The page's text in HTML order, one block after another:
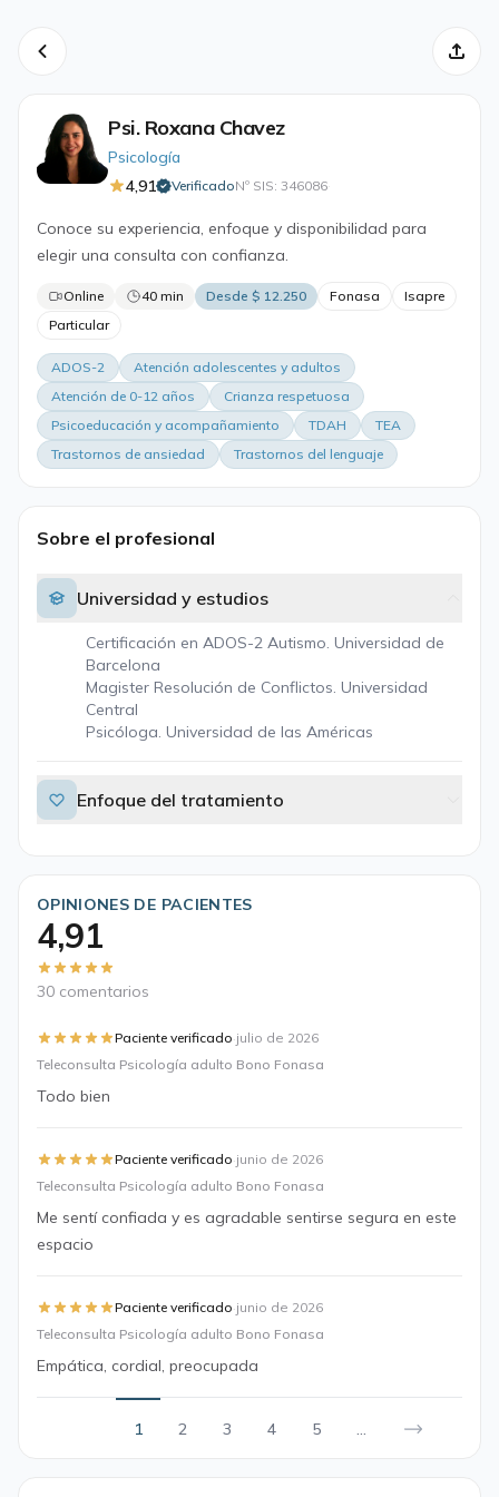
Psi. Roxana Chavez
Psicología
4,91
VerificadoNº SIS: 346086·
Conoce su experiencia, enfoque y disponibilidad para
elegir una consulta con confianza.
Online 40 min Desde $ 12.250 Fonasa
Isapre
Particular
ADOS-2
Atención adolescentes y adultos
Atención de 0-12 años
Crianza respetuosa
Psicoeducación y acompañamiento
TDAH
TEA
Trastornos de ansiedad
Trastornos del lenguaje
Sobre el profesional
Universidad y estudios
Certificación en ADOS-2 Autismo. Universidad de
Barcelona
Magister Resolución de Conflictos. Universidad
Central
Psicóloga. Universidad de las Américas
Enfoque del tratamiento
OPINIONES DE PACIENTES
4,91
30 comentarios
Paciente verificado·julio de 2026
Teleconsulta Psicología adulto Bono Fonasa
Todo bien
Paciente verificado·junio de 2026
Teleconsulta Psicología adulto Bono Fonasa
Me sentí confiada y es agradable sentirse segura en este
espacio
Paciente verificado·junio de 2026
Teleconsulta Psicología adulto Bono Fonasa
Empática, cordial, preocupada
1 2 3 4 5 ...